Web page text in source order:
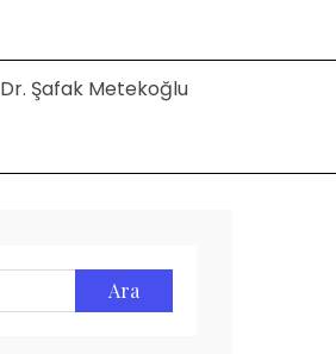
Dr. Şafak Metekoğlu